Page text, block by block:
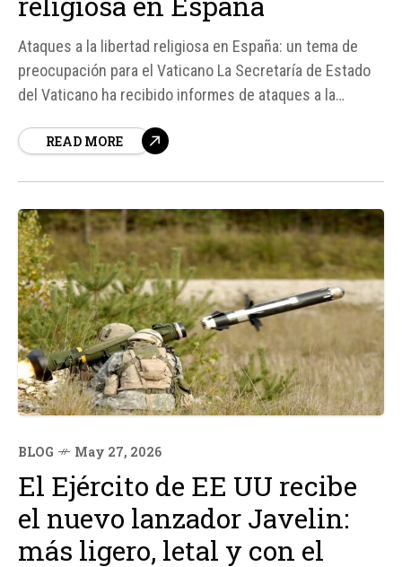
Ataques a la libertad religiosa en España: un tema de
preocupación para el Vaticano La Secretaría de Estado
del Vaticano ha recibido informes de ataques a la
Papa León XIV al país. El Observatorio para la Libertad
READ MORE
BLOG May 27, 2026
El Ejército de EE UU recibe
el nuevo lanzador Javelin:
más ligero, letal y con el